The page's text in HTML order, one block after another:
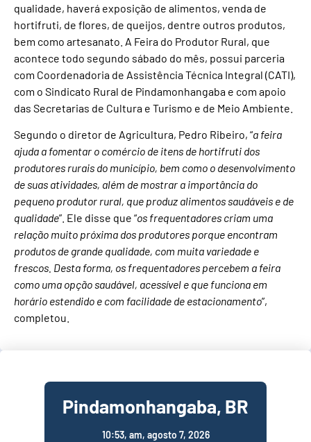
qualidade, haverá exposição de alimentos, venda de
hortifruti, de flores, de queijos, dentre outros produtos,
bem como artesanato. A Feira do Produtor Rural, que
acontece todo segundo sábado do mês, possui parceria
com Coordenadoria de Assistência Técnica Integral (CATI),
com o Sindicato Rural de Pindamonhangaba e com apoio
das Secretarias de Cultura e Turismo e de Meio Ambiente.
Segundo o diretor de Agricultura, Pedro Ribeiro, “a feira
ajuda a fomentar o comércio de itens de hortifruti dos
produtores rurais do município, bem como o desenvolvimento
de suas atividades, além de mostrar a importância do
pequeno produtor rural, que produz alimentos saudáveis e de
qualidade”. Ele disse que “os frequentadores criam uma
relação muito próxima dos produtores porque encontram
produtos de grande qualidade, com muita variedade e
frescos. Desta forma, os frequentadores percebem a feira
como uma opção saudável, acessível e que funciona em
horário estendido e com facilidade de estacionamento”,
completou.
Pindamonhangaba, BR
10:53, am, agosto 7, 2026